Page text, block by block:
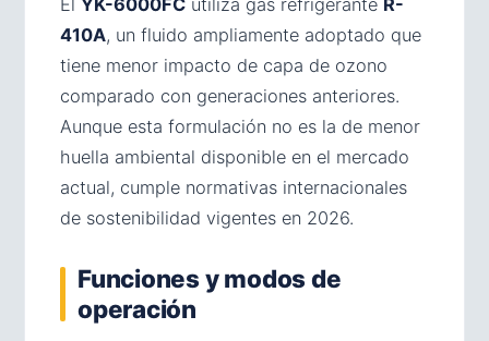
El YK-6000FC utiliza gas refrigerante R-
410A, un fluido ampliamente adoptado que
tiene menor impacto de capa de ozono
comparado con generaciones anteriores.
Aunque esta formulación no es la de menor
huella ambiental disponible en el mercado
actual, cumple normativas internacionales
de sostenibilidad vigentes en 2026.
Funciones y modos de
operación